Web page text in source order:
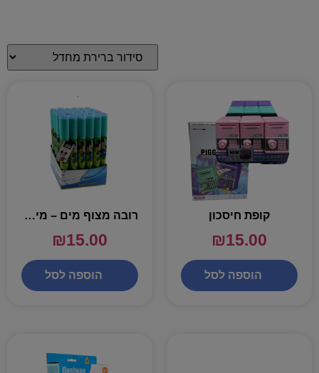
קופת חיסכון
₪15.00
הוספה לסל
רובה מצוף מים – מיקי מאוס
₪15.00
הוספה לסל